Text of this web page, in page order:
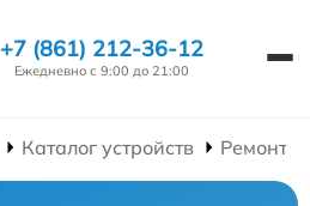
+7 (861) 212-36-12
Ежедневно с 9:00 до 21:00
Каталог устройств Ремонт